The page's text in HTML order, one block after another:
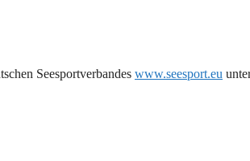
Seesportverbandes www.seesport.eu